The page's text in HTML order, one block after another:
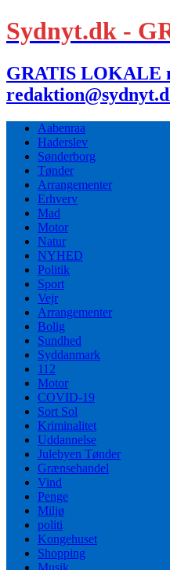
Sydnyt.dk -
GRATIS LOKALE
Aabenraa
Haderslev
Sønderborg
Tønder
Arrangementer
Erhverv
Mad
Motor
Natur
NYHED
Politik
Sport
Vejr
Arrangementer
Bolig
Sundhed
Syddanmark
112
Motor
COVID-19
Sort Sol
Kriminalitet
Uddannelse
Julebyen Tønder
Grænsehandel
Vind
Penge
Miljø
politi
Kongehuset
Shopping
Musik